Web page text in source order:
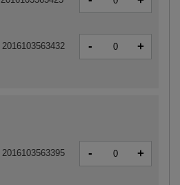
2016103563432 - +
2016103563395 - +